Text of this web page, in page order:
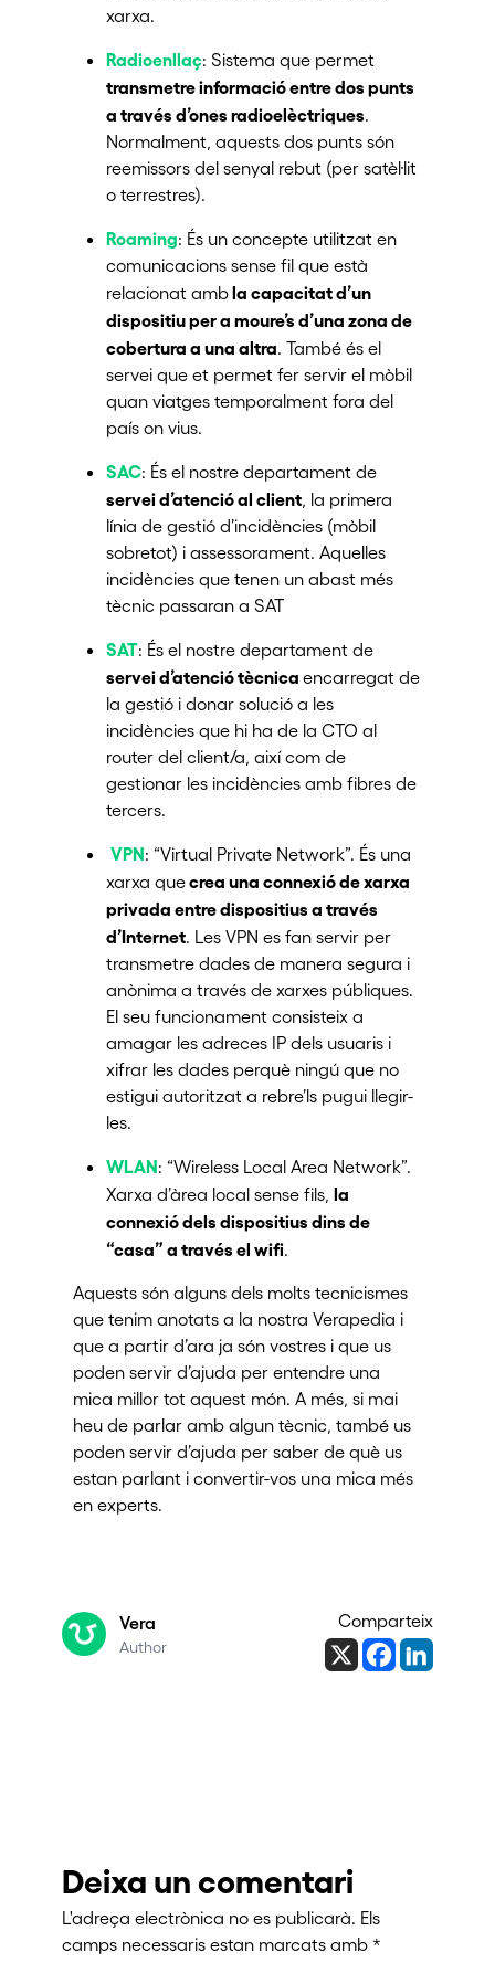
xarxa.
Radioenllaç: Sistema que permet
transmetre informació entre dos punts
a través d’ones radioelèctriques.
Normalment, aquests dos punts són
reemissors del senyal rebut (per satèl·lit
o terrestres).
Roaming: És un concepte utilitzat en
comunicacions sense fil que està
relacionat ambla capacitat d’un
dispositiu per a moure’s d’una zona de
cobertura a una altra. També és el
servei que et permet fer servir el mòbil
quan viatges temporalment fora del
país on vius.
SAC: És el nostre departament de
servei d’atenció al client, la primera
línia de gestió d’incidències (mòbil
sobretot) i assessorament. Aquelles
incidències que tenen un abast més
tècnic passaran a SAT
SAT: És el nostre departament de
servei d’atenció tècnica encarregat de
la gestió i donar solució a les
incidències que hi ha de la CTO al
router del client/a, així com de
gestionar les incidències amb fibres de
tercers.
VPN: “Virtual Private Network”. És una
xarxa quecrea una connexió de xarxa
privada entre dispositius a través
d’Internet. Les VPN es fan servir per
transmetre dades de manera segura i
anònima a través de xarxes públiques.
El seu funcionament consisteix a
amagar les adreces IP dels usuaris i
xifrar les dades perquè ningú que no
estigui autoritzat a rebre’ls pugui llegir-
les.
WLAN: “Wireless Local Area Network”.
Xarxa d’àrea local sense fils, la
connexió dels dispositius dins de
“casa” a través el wifi.
Aquests són alguns dels molts tecnicismes
que tenim anotats a la nostra Verapedia i
que a partir d’ara ja són vostres i que us
poden servir d’ajuda per entendre una
mica millor tot aquest món. A més, si mai
heu de parlar amb algun tècnic, també us
poden servir d’ajuda per saber de què us
estan parlant i convertir-vos una mica més
en experts.
Vera
Author
Comparteix
Deixa un comentari
L'adreça electrònica no es publicarà. Els
camps necessaris estan marcats amb *